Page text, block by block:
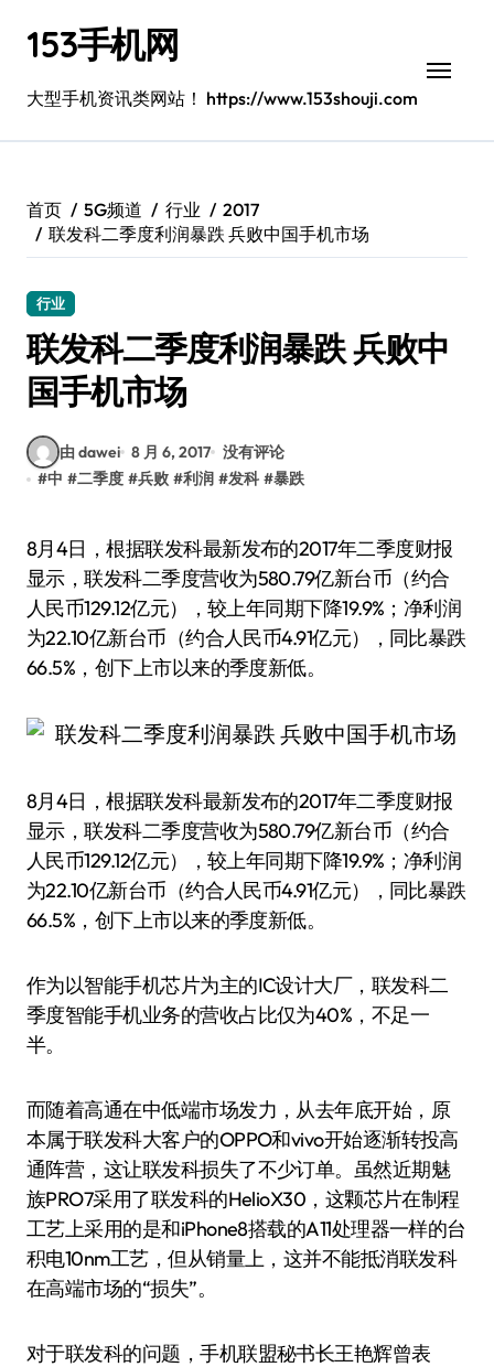
153手机网
大型手机资讯类网站！ https://www.153shouji.com
首页 5G频道 行业
2017
联发科二季度利润暴跌 兵败中国手机市场
行业
联发科二季度利润暴跌 兵败中
国手机市场
由 dawei 8 月 6, 2017 没有评论
#中 #二季度 #兵败 #利润 #发科 #暴跌
8月4日，根据联发科最新发布的2017年二季度财报
显示，联发科二季度营收为580.79亿新台币（约合
人民币129.12亿元），较上年同期下降19.9%；净利润
为22.10亿新台币（约合人民币4.91亿元），同比暴跌
66.5%，创下上市以来的季度新低。
8月4日，根据联发科最新发布的2017年二季度财报
显示，联发科二季度营收为580.79亿新台币（约合
人民币129.12亿元），较上年同期下降19.9%；净利润
为22.10亿新台币（约合人民币4.91亿元），同比暴跌
66.5%，创下上市以来的季度新低。
作为以智能手机芯片为主的IC设计大厂，联发科二
季度智能手机业务的营收占比仅为40%，不足一
半。
而随着高通在中低端市场发力，从去年底开始，原
本属于联发科大客户的OPPO和vivo开始逐渐转投高
通阵营，这让联发科损失了不少订单。虽然近期魅
族PRO7采用了联发科的HelioX30，这颗芯片在制程
工艺上采用的是和iPhone8搭载的A11处理器一样的台
积电10nm工艺，但从销量上，这并不能抵消联发科
在高端市场的“损失”。
对于联发科的问题，手机联盟秘书长王艳辉曾表